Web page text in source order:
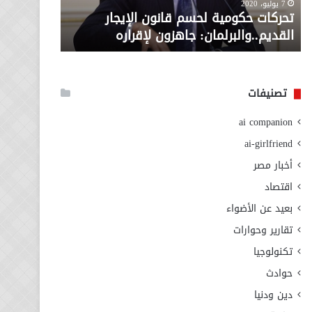
لإقراره
7 يوليو، 2020
تحركات حكومية لحسم قانون الإيجار
القديم..والبرلمان: جاهزون لإقراره
من
وزارة
الاجتماعي
تصنيفات
ai companion
ai-girlfriend
أخبار مصر
اقتصاد
بعيد عن الأضواء
تقارير وحوارات
تكنولوجيا
حوادث
دين ودنيا